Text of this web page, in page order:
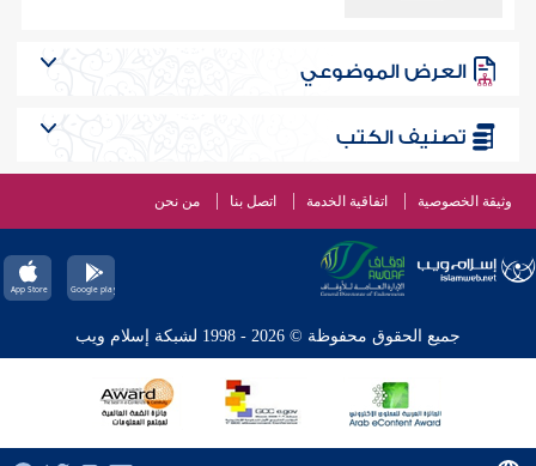
العرض الموضوعي
تصنيف الكتب
وثيقة الخصوصية اتفاقية الخدمة اتصل بنا من نحن
جميع الحقوق محفوظة © 2026 - 1998 لشبكة إسلام ويب